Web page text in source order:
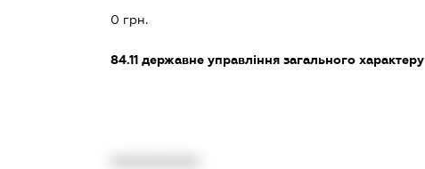
0 грн.
84.11 державне управління загального характеру